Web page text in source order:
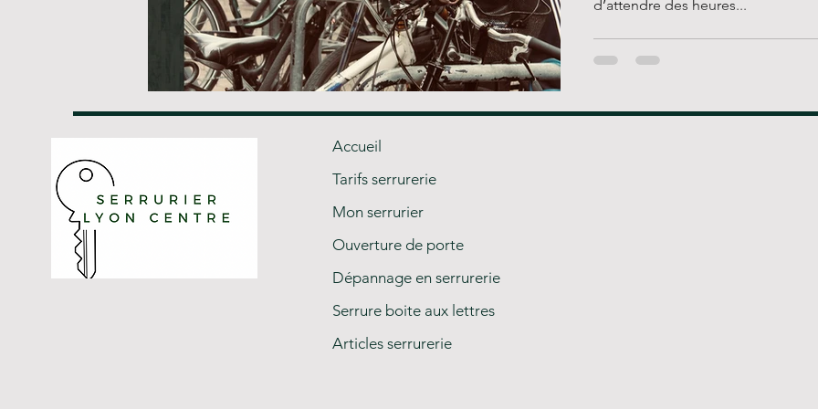
d’attendre des heures...
Accueil
Tarifs serrurerie
Mon serrurier
Ouverture de porte
Dépannage en serrurerie
Serrure boite aux lettres
Articles serrurerie